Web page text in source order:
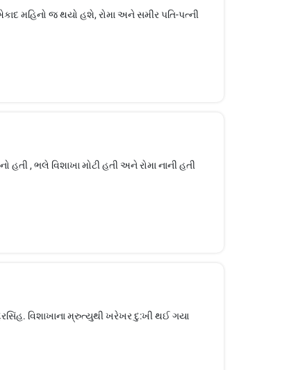
મહિનો જ થયો હશે, રોમા અને સમીર પતિ-પત્ની
, ભલે વિશાખા મોટી હતી અને રોમા નાની હતી
વિશાખાના મ્રુત્યુથી ખરેખર દુ:ખી થઈ ગયા